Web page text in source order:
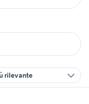
rilevante